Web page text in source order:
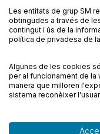
Condicions
Política de
Les entitats de grup SM
obtingudes a través de
contingut i ús de la
política de privadesa de
Algunes de les cookies
per al funcionament de
manera que milloren
sistema reconèixer